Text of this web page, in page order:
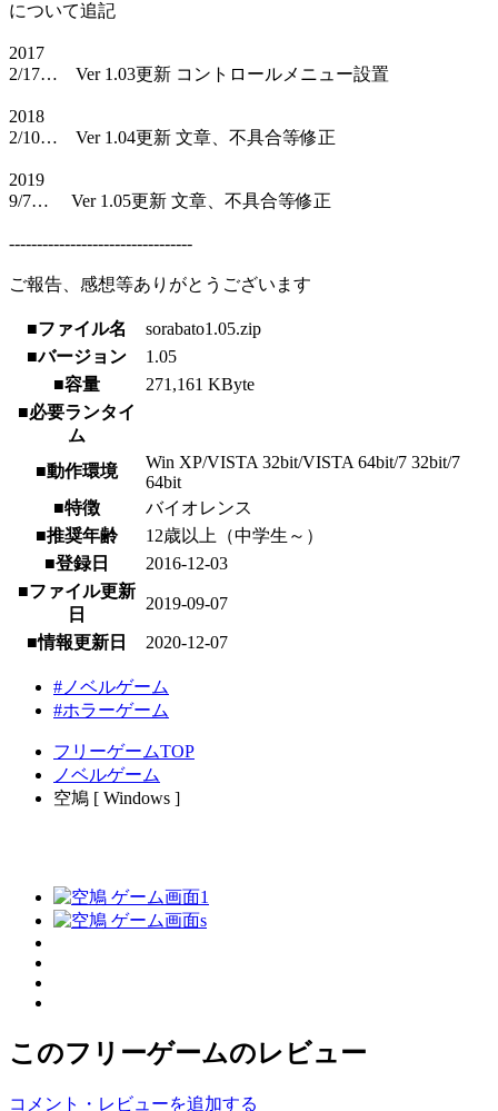
について追記
2017
2/17… Ver 1.03更新 コントロールメニュー設置
2018
2/10… Ver 1.04更新 文章、不具合等修正
2019
9/7… Ver 1.05更新 文章、不具合等修正
---------------------------------
ご報告、感想等ありがとうございます
■ファイル名
sorabato1.05.zip
■バージョン
1.05
■容量
271,161 KByte
■必要ランタイ
ム
■動作環境
Win XP/VISTA 32bit/VISTA 64bit/7 32bit/7
64bit
■特徴
バイオレンス
■推奨年齢
12歳以上（中学生～）
■登録日
2016-12-03
■ファイル更新
日
2019-09-07
■情報更新日 2020-12-07
#ノベルゲーム
#ホラーゲーム
フリーゲームTOP
ノベルゲーム
空鳩 [ Windows ]
このフリーゲームのレビュー
コメント・レビューを追加する